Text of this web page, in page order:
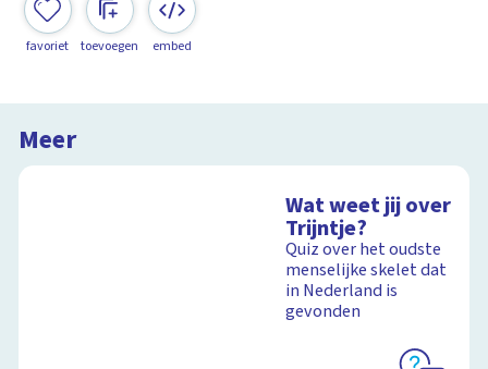
favoriet toevoegen embed
Meer
Wat weet jij over
Trijntje?
Quiz over het oudste
menselijke skelet dat
in Nederland is
gevonden